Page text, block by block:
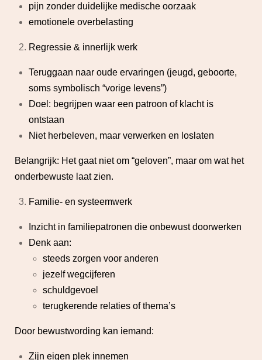
pijn zonder duidelijke medische oorzaak
emotionele overbelasting
Regressie & innerlijk werk
Teruggaan naar oude ervaringen (jeugd, geboorte,
soms symbolisch “vorige levens”)
Doel: begrijpen waar een patroon of klacht is
ontstaan
Niet herbeleven, maar verwerken en loslaten
Belangrijk: Het gaat niet om “geloven”, maar om wat het
onderbewuste laat zien.
Familie- en systeemwerk
Inzicht in familiepatronen die onbewust doorwerken
Denk aan:
steeds zorgen voor anderen
jezelf wegcijferen
schuldgevoel
terugkerende relaties of thema’s
Door bewustwording kan iemand:
Zijn eigen plek innemen